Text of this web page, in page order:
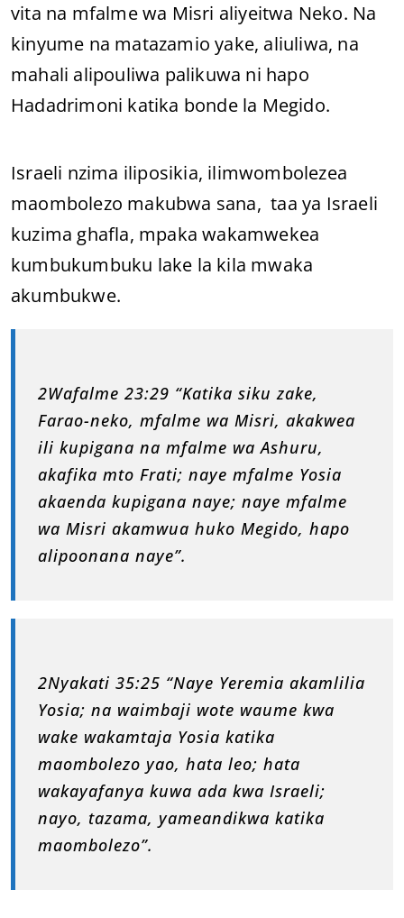
vita na mfalme wa Misri aliyeitwa Neko. Na
kinyume na matazamio yake, aliuliwa, na
mahali alipouliwa palikuwa ni hapo
Hadadrimoni katika bonde la Megido.
Israeli nzima iliposikia, ilimwombolezea
maombolezo makubwa sana, taa ya Israeli
kuzima ghafla, mpaka wakamwekea
kumbukumbuku lake la kila mwaka
akumbukwe.
2Wafalme 23:29 “Katika siku zake,
Farao-neko, mfalme wa Misri, akakwea
ili kupigana na mfalme wa Ashuru,
akafika mto Frati; naye mfalme Yosia
akaenda kupigana naye; naye mfalme
wa Misri akamwua huko Megido, hapo
alipoonana naye”.
2Nyakati 35:25 “Naye Yeremia akamlilia
Yosia; na waimbaji wote waume kwa
wake wakamtaja Yosia katika
maombolezo yao, hata leo; hata
wakayafanya kuwa ada kwa Israeli;
nayo, tazama, yameandikwa katika
maombolezo”.